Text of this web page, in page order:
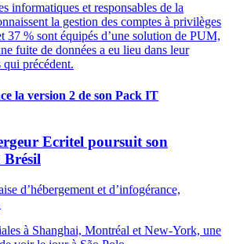
informatiques et responsables de la
la gestion des comptes à privilèges
37 % sont équipés d’une solution de PUM,
fuite de données a eu lieu dans leur
qui précédent.
la version 2 de son Pack IT
Ecritel poursuit son
Brésil
d’hébergement et d’infogérance,
à Shanghai, Montréal et New-York, une